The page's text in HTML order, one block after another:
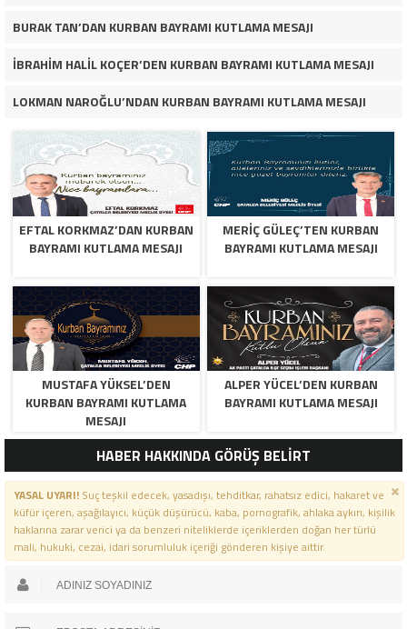
BURAK TAN’DAN KURBAN BAYRAMI KUTLAMA MESAJI
İBRAHİM HALİL KOÇER’DEN KURBAN BAYRAMI KUTLAMA MESAJI
LOKMAN NAROĞLU’NDAN KURBAN BAYRAMI KUTLAMA MESAJI
EFTAL KORKMAZ’DAN KURBAN
BAYRAMI KUTLAMA MESAJI
MERİÇ GÜLEÇ’TEN KURBAN
BAYRAMI KUTLAMA MESAJI
MUSTAFA YÜKSEL’DEN
KURBAN BAYRAMI KUTLAMA
MESAJI
ALPER YÜCEL’DEN KURBAN
BAYRAMI KUTLAMA MESAJI
HABER HAKKINDA GÖRÜŞ BELİRT
YASAL UYARI!Suç teşkil edecek, yasadışı, tehditkar, rahatsız edici, hakaret ve
küfür içeren, aşağılayıcı, küçük düşürücü, kaba, pornografik, ahlaka aykırı, kişilik
haklarına zarar verici ya da benzeri niteliklerde içeriklerden doğan her türlü
mali, hukuki, cezai, idari sorumluluk içeriği gönderen kişiye aittir.